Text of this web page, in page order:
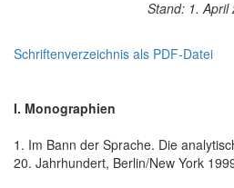
Stand: 1. April
Schriftenverzeichnis als PDF-Datei
I. Monographien
1. Im Bann der Sprache. Die
20. Jahrhundert, Berlin/New York